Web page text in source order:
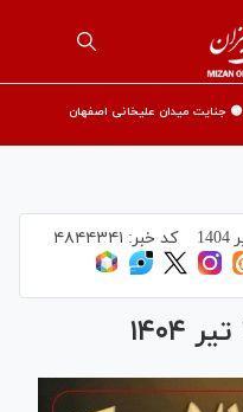
🟡 جنایت میدان علیخانی اصفهان
کد خبر: ۴۸۴۴۳۴۱